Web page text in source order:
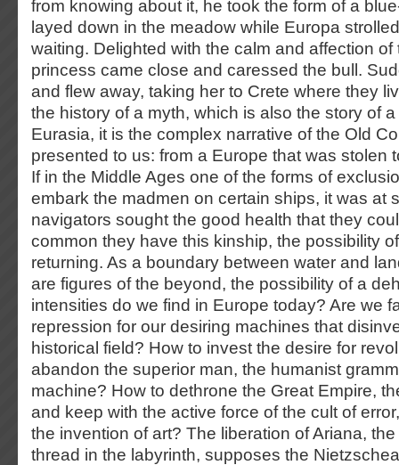
from knowing about it, he took the form of a
layed down in the meadow while Europa
waiting. Delighted with the calm and affection of
princess came close and caressed the bull.
and flew away, taking her to Crete where they
the history of a myth, which is also the story of a
Eurasia, it is the complex narrative of the Old
presented to us: from a Europe that was stolen
If in the Middle Ages one of the forms of
embark the madmen on certain ships, it was at
navigators sought the good health that they
common they have this kinship, the possibility
returning. As a boundary between water and
are figures of the beyond, the possibility of a
intensities do we find in Europe today? Are we
repression for our desiring machines that
historical field? How to invest the desire for
abandon the superior man, the humanist
machine? How to dethrone the Great Empire,
and keep with the active force of the cult of
the invention of art? The liberation of Ariana,
thread in the labyrinth, supposes the